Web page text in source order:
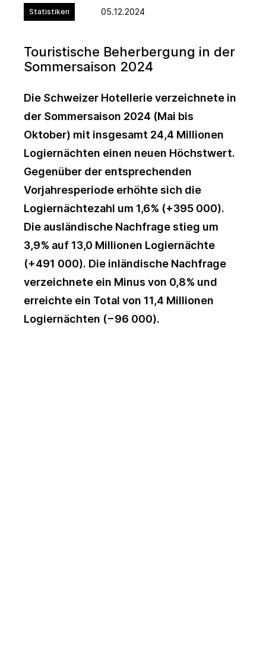
Statistiken 05.12.2024
Touristische Beherbergung in der
Sommersaison 2024
Die Schweizer Hotellerie verzeichnete in
der Sommersaison 2024 (Mai bis
Oktober) mit insgesamt 24,4 Millionen
Logiernächten einen neuen Höchstwert.
Gegenüber der entsprechenden
Vorjahresperiode erhöhte sich die
Logiernächtezahl um 1,6% (+395 000).
Die ausländische Nachfrage stieg um
3,9% auf 13,0 Millionen Logiernächte
(+491 000). Die inländische Nachfrage
verzeichnete ein Minus von 0,8% und
erreichte ein Total von 11,4 Millionen
Logiernächten (−96 000).